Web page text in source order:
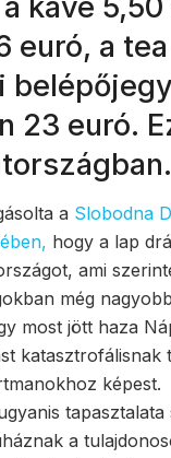
euró, a
belépőjegy
23 euró.
a Slobodna
hogy a lap
ami
még
most jött haza
katasztrofálisnak
képest.
tapasztalata
a